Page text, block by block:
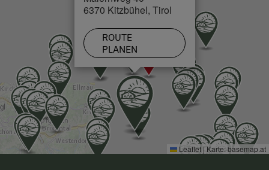
Von Richtung Pass-Thurn kommend Im ersten
Kreisverkehr 3. Ausfahrt nehmen und wie oben
weiterfahren.
6370 Kitzbühel, Tirol
ROUTE
PLANEN
Leaflet | Karte:basemap.at